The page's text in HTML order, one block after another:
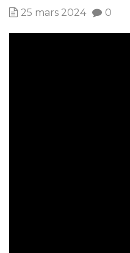
25 mars 2024 0